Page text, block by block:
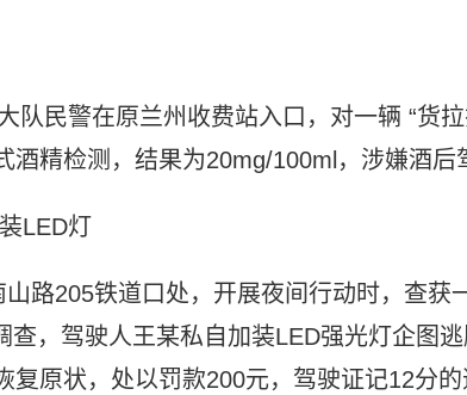
队民警在原兰州收费站入口，对一辆 “货拉
精检测，结果为20mg/100ml，涉嫌酒后
LED灯
路205铁道口处，开展夜间行动时，查获
，驾驶人王某私自加装LED强光灯企图
原状，处以罚款200元，驾驶证记12分的